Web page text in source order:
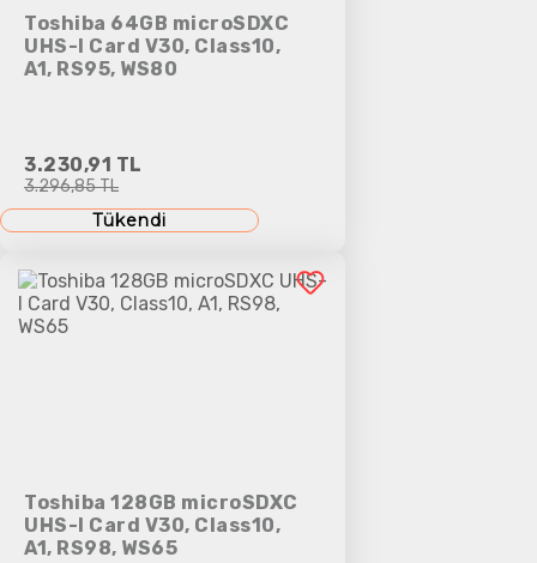
Toshiba 64GB microSDXC
UHS-I Card V30, Class10,
A1, RS95, WS80
3.230,91 TL
3.296,85 TL
Tükendi
Toshiba 128GB microSDXC
UHS-I Card V30, Class10,
A1, RS98, WS65